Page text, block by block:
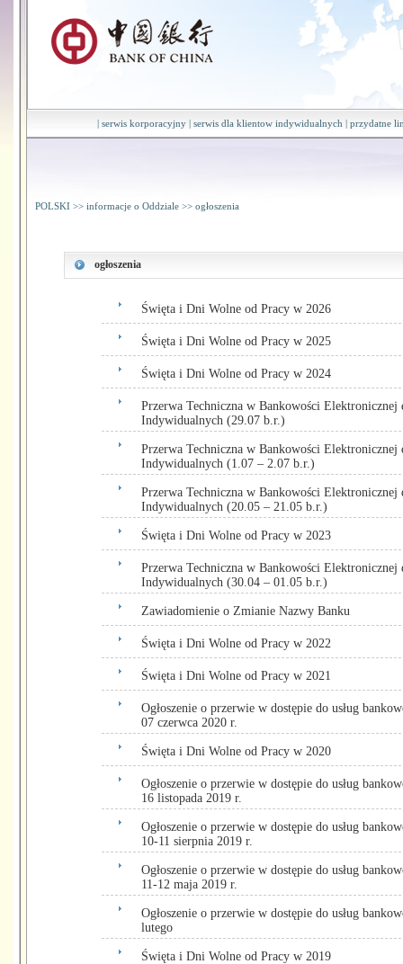
| serwis korporacyjny | serwis dla klientow indywidualnych | przydatne
POLSKI >> informacje o Oddziale >> ogłoszenia
ogłoszenia
Święta i Dni Wolne od Pracy w 2026
Święta i Dni Wolne od Pracy w 2025
Święta i Dni Wolne od Pracy w 2024
Przerwa Techniczna w Bankowości
Indywidualnych (29.07 b.r.)
Przerwa Techniczna w Bankowości
Indywidualnych (1.07 – 2.07 b.r.)
Przerwa Techniczna w Bankowości
Indywidualnych (20.05 – 21.05 b.r.)
Święta i Dni Wolne od Pracy w 2023
Przerwa Techniczna w Bankowości
Indywidualnych (30.04 – 01.05 b.r.)
Zawiadomienie o Zmianie Nazwy Banku
Święta i Dni Wolne od Pracy w 2022
Święta i Dni Wolne od Pracy w 2021
Ogłoszenie o przerwie w dostępie do usług
07 czerwca 2020 r.
Święta i Dni Wolne od Pracy w 2020
Ogłoszenie o przerwie w dostępie do usług
16 listopada 2019 r.
Ogłoszenie o przerwie w dostępie do usług
10-11 sierpnia 2019 r.
Ogłoszenie o przerwie w dostępie do usług
11-12 maja 2019 r.
Ogłoszenie o przerwie w dostępie do usług
lutego
Święta i Dni Wolne od Pracy w 2019